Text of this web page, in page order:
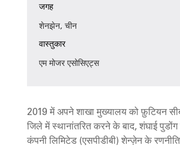
जगह
शेनझेन, चीन
वास्तुकार
एम मोजर एसोसिएट्स
2019 में अपने शाखा मुख्यालय को फ़ुटियन
जिले में स्थानांतरित करने के बाद, शंघाई
कंपनी लिमिटेड (एसपीडीबी) शेन्ज़ेन के